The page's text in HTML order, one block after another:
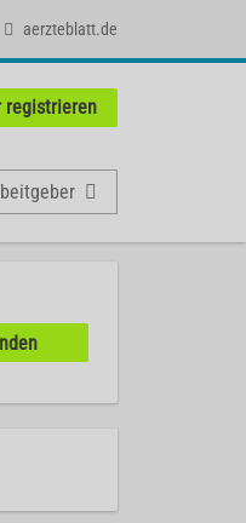
aerzteblatt.de
registrieren